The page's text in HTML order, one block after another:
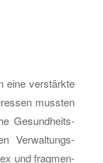
eine ver­stärk­te
muss­ten
Ge­sund­heits­
Ver­wal­tungs­
und frag­men­